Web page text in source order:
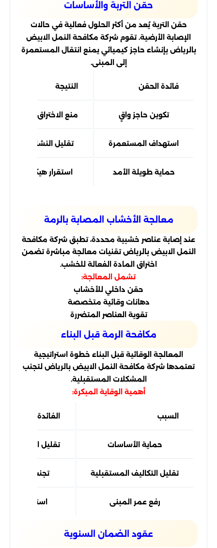
حقن التربة والأساسات
حقن التربة يُعد من أكثر الحلول فعالية في حالات
الإصابة الأرضية. تقوم شركة مكافحة النمل الابيض
بالرياض بإنشاء حاجز كيميائي يمنع انتقال المستعمرة
إلى المبنى.
فائدة الحقن النتيجة
تكوين حاجز واقٍ منع الاختراق
استهداف المستعمرة تقليل النشاط الداخلي
حماية طويلة الأمد استقرار هيكلي أفضل
معالجة الأخشاب المصابة بالرمة
عند إصابة عناصر خشبية محددة، تطبق شركة مكافحة
النمل الابيض بالرياض تقنيات معالجة مباشرة تضمن
اختراق المادة الفعالة للخشب.
تشمل المعالجة:
حقن داخلي للأخشاب
دهانات وقائية متخصصة
تقوية العناصر المتضررة
مكافحة الرمة قبل البناء
المعالجة الوقائية قبل البناء خطوة استراتيجية
تعتمدها شركة مكافحة النمل الابيض بالرياض لتجنب
المشكلات المستقبلية.
أهمية الوقاية المبكرة:
السبب الفائدة
حماية الأساسات تقليل احتمالية
تقليل التكاليف المستقبلية تجنب
رفع عمر المبنى استدامة
عقود الضمان السنوية